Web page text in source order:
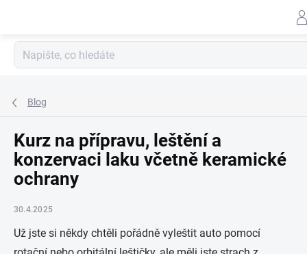
obsah
Blog
Kurz na přípravu, leštění a
konzervaci laku včetně keramické
ochrany
30.4.2025
Už jste si někdy chtěli pořádně vyleštit auto pomocí